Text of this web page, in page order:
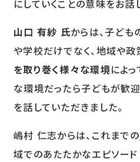
にしていくことの意味をお話
山口 有紗 氏からは、子ども
や学校だけでなく、地域や政
を取り巻く様々な環境によ
な環境だったら子どもが歓
を話していただきました。
嶋村 仁志からは、これまでの
域でのあたたかなエピソー